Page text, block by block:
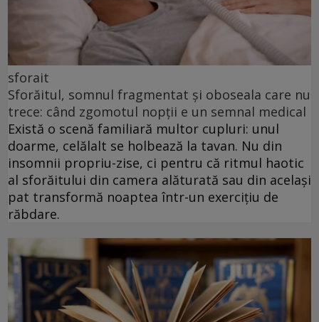
sforait
Sforăitul, somnul fragmentat și oboseala care nu
trece: când zgomotul nopții e un semnal medical
Există o scenă familiară multor cupluri: unul
doarme, celălalt se holbează la tavan. Nu din
insomnii propriu-zise, ci pentru că ritmul haotic
al sforăitului din camera alăturată sau din același
pat transformă noaptea într-un exercițiu de
răbdare.